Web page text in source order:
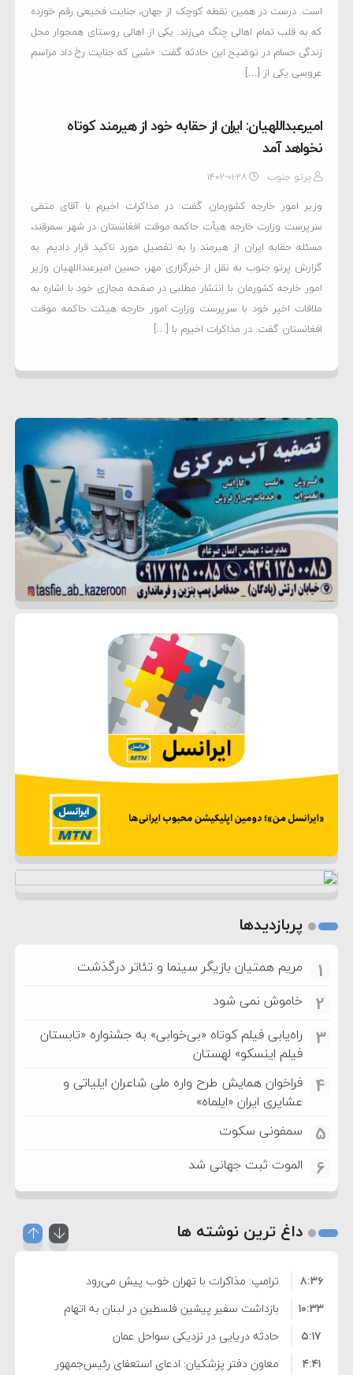
است. درست در همین نقطه کوچک از جهان، جنایت فجیعی رقم خورده
که به قلب تمام اهالی چنگ می‌زند. یکی از اهالی روستای همجوار محل
زندگی حسام در توضیح این حادثه گفت: «شبی که جنایت رخ داد مراسم
عروسی یکی از […]
امیرعبداللهیان: ایران از حقابه خود از هیرمند کوتاه
نخواهد آمد
پرتو جنوب ۱۴۰۲-۰۱-۲۸
وزیر امور خارجه کشورمان گفت: در مذاکرات اخیرم با آقای متقی
سرپرست وزارت خارجه هیأت حاکمه موقت افغانستان در شهر سمرقند،
مسئله حقابه ایران از هیرمند را به تفصیل مورد تاکید قرار دادیم. به
گزارش پرتو جنوب به نقل از خبرگزاری مهر، حسین امیرعبداللهیان وزیر
امور خارجه کشورمان با انتشار مطلبی در صفحه مجازی خود با اشاره به
ملاقات اخیر خود با سرپرست وزارت امور خارجه هیئت حاکمه موقت
افغانستان گفت: در مذاکرات اخیرم با […]
پربازدیدها
1 مریم همتیان بازیگر سینما و تئاتر درگذشت
2 خاموش نمی شود
3
راه‌یابی فیلم کوتاه «بی‌خوابی» به جشنواره «تابستان
فیلم اینسکو» لهستان
4
فراخوان همایش طرح واره ملی شاعران ایلیاتی و
عشایری ایران «ایلماه»
5 سمفونی سکوت
6 الموت ثبت جهانی شد
داغ ترین نوشته ها
ترامپ: مذاکرات با تهران خوب پیش می‌رود
۸:۳۶
بازداشت سفیر پیشین فلسطین در لبنان به اتهام
فساد و اختلاس اموال
۱۰:۳۳
حادثه دریایی در نزدیکی سواحل عمان
۵:۱۷
معاون دفتر پزشکیان: ادعای استعفای رئیس‌جمهور
۴:۴۱